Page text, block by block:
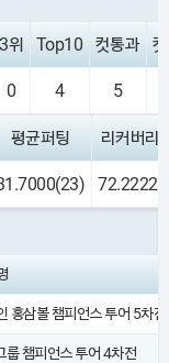
3위 Top10 컷통과
0 4 5
평균퍼팅 리커버리
삼볼 챔피언스 투어 5차전
챔피언스 투어 4차전